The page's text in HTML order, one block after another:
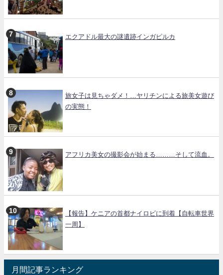
エクアドル最大の謎遺跡インガピルカ
旅女子は見ちゃダメ！…ヤリチンによる旅美女遊び
の実態！
アフリカ美女の撮影会が始まる………そして流血。
【報告】ケニアの首都ナイロビに到着【自転車世界
一周】
月間記事ランキング